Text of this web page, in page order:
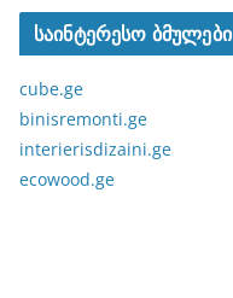
საინტერესო ბმულები
cube.ge
binisremonti.ge
interierisdizaini.ge
ecowood.ge